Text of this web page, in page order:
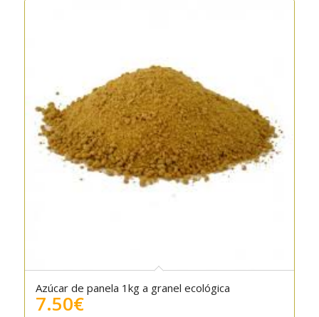
5.00
Azúcar de panela 1kg a granel ecológica
7.50€